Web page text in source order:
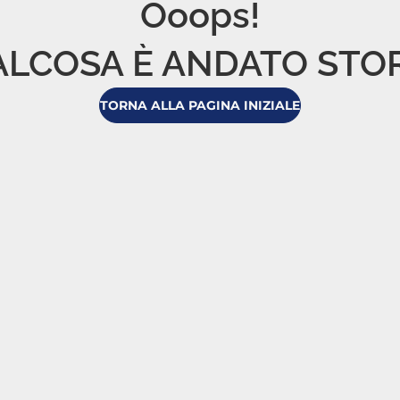
Ooops!
È ANDATO
TORNA ALLA PAGINA INIZIALE